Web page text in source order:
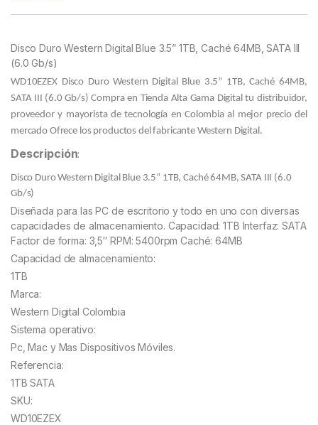
ratings
Disco Duro Western Digital Blue 3.5” 1TB, Caché 64MB, SATA III
(6.0 Gb/s)
WD10EZEX Disco Duro Western Digital Blue 3.5” 1TB, Caché 64MB,
SATA III (6.0 Gb/s)Compra en Tienda Alta Gama Digital tu distribuidor,
proveedor y mayorista de tecnología en Colombia al mejor precio del
mercado Ofrece los productos del fabricante Western Digital.
Descripción:
Disco Duro Western Digital Blue 3.5” 1TB, Caché 64MB, SATA III (6.0
Gb/s)
Diseñada para las PC de escritorio y todo en uno con diversas
capacidades de almacenamiento. Capacidad: 1TB Interfaz: SATA
Factor de forma: 3,5″ RPM: 5400rpm Caché: 64MB
Capacidad de almacenamiento:
1TB
Marca:
Western Digital Colombia
Sistema operativo:
Pc, Mac y Mas Dispositivos Móviles.
Referencia:
1TB SATA
SKU:
WD10EZEX